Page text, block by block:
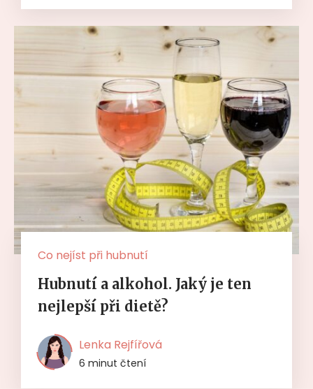
Co nejíst při hubnutí
Hubnutí a alkohol. Jaký je ten
nejlepší při dietě?
Lenka Rejfířová
6 minut čtení